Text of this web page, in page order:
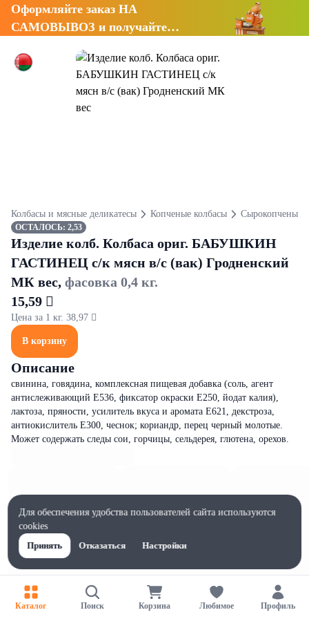
Оформляйте заказ НА
САМОВЫВОЗ и получайте
Колбасы и мясные деликатесы Копченые колбасы Сырокопченые
ОСТАЛОСЬ: 2,53
Изделие колб. Колбаса ориг. БАБУШКИН
ГАСТИНЕЦ с/к мясн в/с (вак) Гродненский
МК вес, фасовка 0,4 кг.
15,59 
Цена за 1 кг. 38,97 
В корзину
Описание
свинина, говядина, комплексная пищевая добавка (соль, агент
антислеживающий Е536, фиксатор окраски Е250, йодат калия),
лактоза, пряности, усилитель вкуса и аромата Е621, декстроза,
антиокислитель Е300, чеснок; кориандр, перец черный молотые.
Может содержать следы сои, горчицы, сельдерея, глютена, орехов.
Каталог Поиск Корзина Любимое Профиль
Для обеспечения удобства пользователей сайта используются
cookies
Принять
Отказаться Настройки